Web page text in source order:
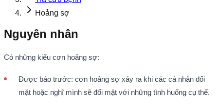
Hoảng sợ
Nguyên nhân
Có những kiểu cơn hoảng sợ:
Được báo trước: cơn hoảng sợ xảy ra khi các cá nhân đối
mặt hoặc nghĩ mình sẽ đối mặt với những tình huống cụ thể.